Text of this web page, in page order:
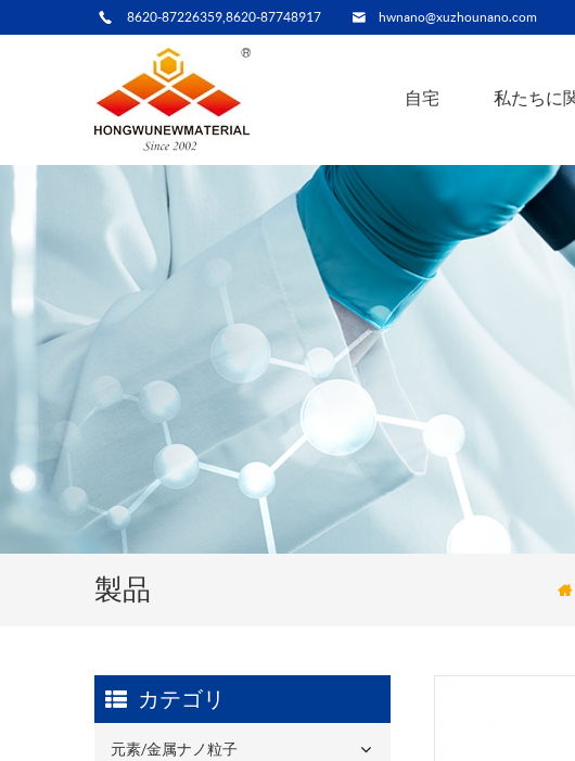
8620-87226359,8620-87748917 hwnano@xuzhounano.com
自宅 私たちに
製品
カテゴリ
元素/金属ナノ粒子